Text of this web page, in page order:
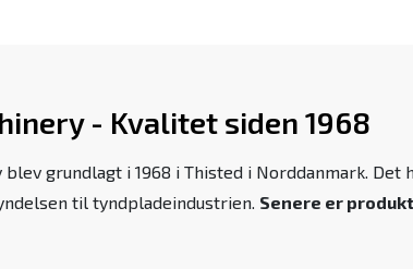
- Kvalitet siden 1968
blev grundlagt i 1968 i Thisted i Norddanmark.
til tyndpladeindustrien. Senere er